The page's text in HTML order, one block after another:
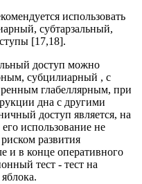
использовать
субтарзальный,
[17,18].
доступ можно
субцилиарный , с
глабеллярным, при
дна с другими
доступ является, на
использование не
развития
и в конце оперативного
тест - тест на